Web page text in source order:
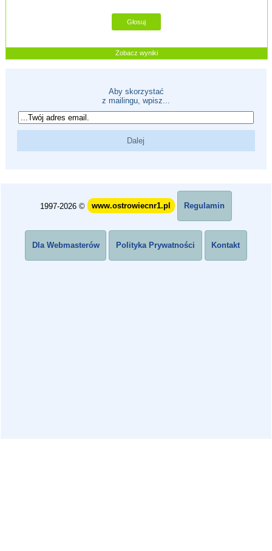
Zobacz wyniki
Aby skorzystać
z mailingu, wpisz...
1997-2026 © www.ostrowiecnr1.pl Regulamin
Dla Webmasterów Polityka Prywatności Kontakt